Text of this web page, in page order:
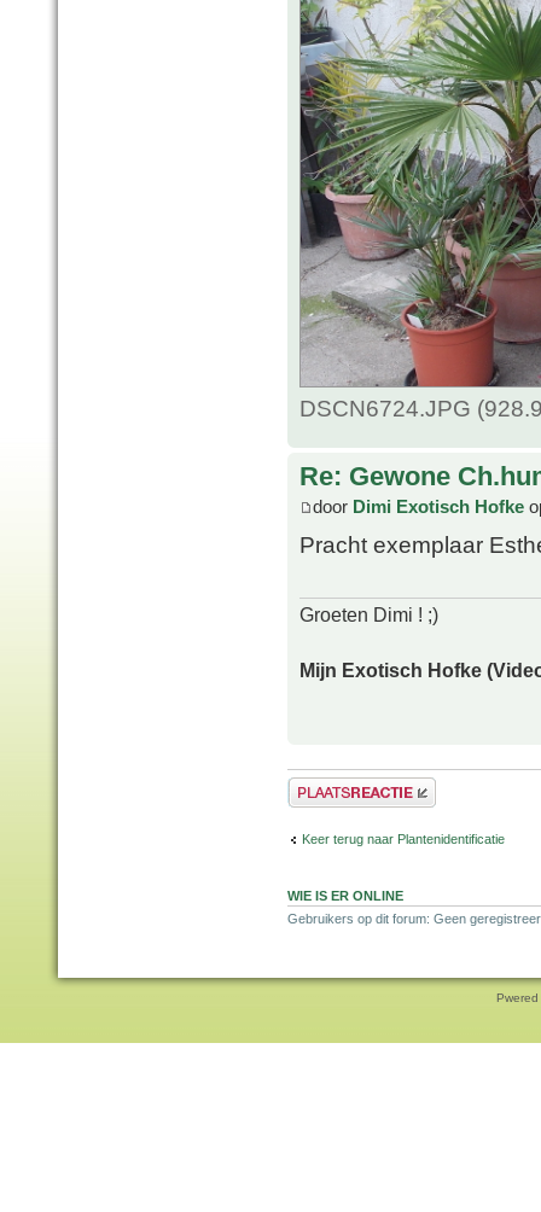
DSCN6724.JPG
Re: Gewone
door Dimi Exotisch Hofke
Pracht exemplaar
Groeten Dimi ! ;)
Mijn Exotisch Hofke
Plaats een reactie
Keer terug naar Plantenidentificatie
WIE IS ER ONLINE
Gebruikers op dit forum: Geen